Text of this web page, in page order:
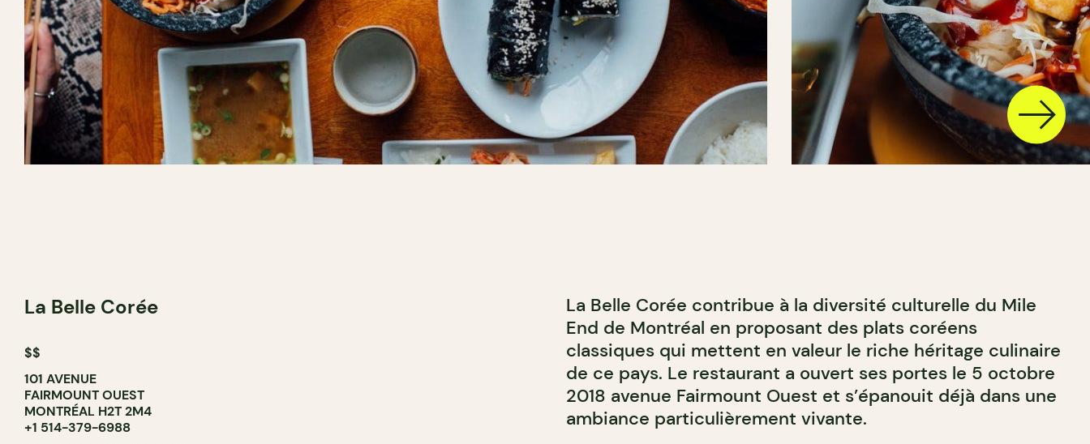
La Belle Corée
$$
101 AVENUE
FAIRMOUNT OUEST
MONTRÉAL H2T 2M4
+1 514-379-6988
La Belle Corée contribue à la diversité culturelle du Mile
End de Montréal en proposant des plats coréens
classiques qui mettent en valeur le riche héritage culinaire
de ce pays. Le restaurant a ouvert ses portes le 5 octobre
2018 avenue Fairmount Ouest et s’épanouit déjà dans une
ambiance particulièrement vivante.